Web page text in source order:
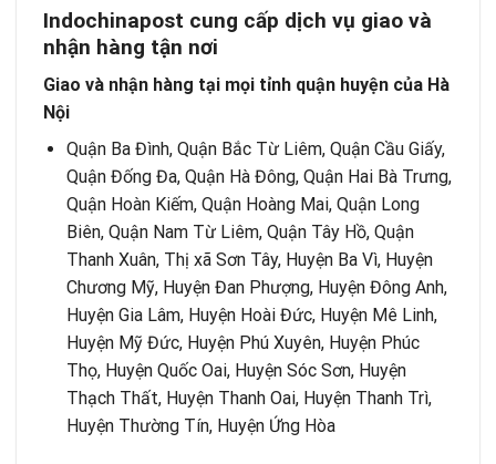
Indochinapost cung cấp dịch vụ giao và
nhận hàng tận nơi
Giao và nhận hàng tại mọi tỉnh quận huyện của Hà
Nội
Quận Ba Đình, Quận Bắc Từ Liêm, Quận Cầu Giấy,
Quận Đống Đa, Quận Hà Đông, Quận Hai Bà Trưng,
Quận Hoàn Kiếm, Quận Hoàng Mai, Quận Long
Biên, Quận Nam Từ Liêm, Quận Tây Hồ, Quận
Thanh Xuân, Thị xã Sơn Tây, Huyện Ba Vì, Huyện
Chương Mỹ, Huyện Đan Phượng, Huyện Đông Anh,
Huyện Gia Lâm, Huyện Hoài Đức, Huyện Mê Linh,
Huyện Mỹ Đức, Huyện Phú Xuyên, Huyện Phúc
Thọ, Huyện Quốc Oai, Huyện Sóc Sơn, Huyện
Thạch Thất, Huyện Thanh Oai, Huyện Thanh Trì,
Huyện Thường Tín, Huyện Ứng Hòa